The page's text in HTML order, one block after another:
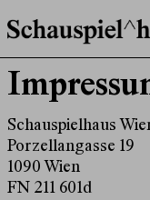
Schauspielhaus
Porzellangasse 19
1090 Wien
FN 211 601d